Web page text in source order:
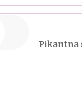
Pikantna